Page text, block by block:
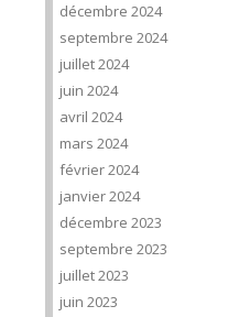
décembre 2024
septembre 2024
juillet 2024
juin 2024
avril 2024
mars 2024
février 2024
janvier 2024
décembre 2023
septembre 2023
juillet 2023
juin 2023